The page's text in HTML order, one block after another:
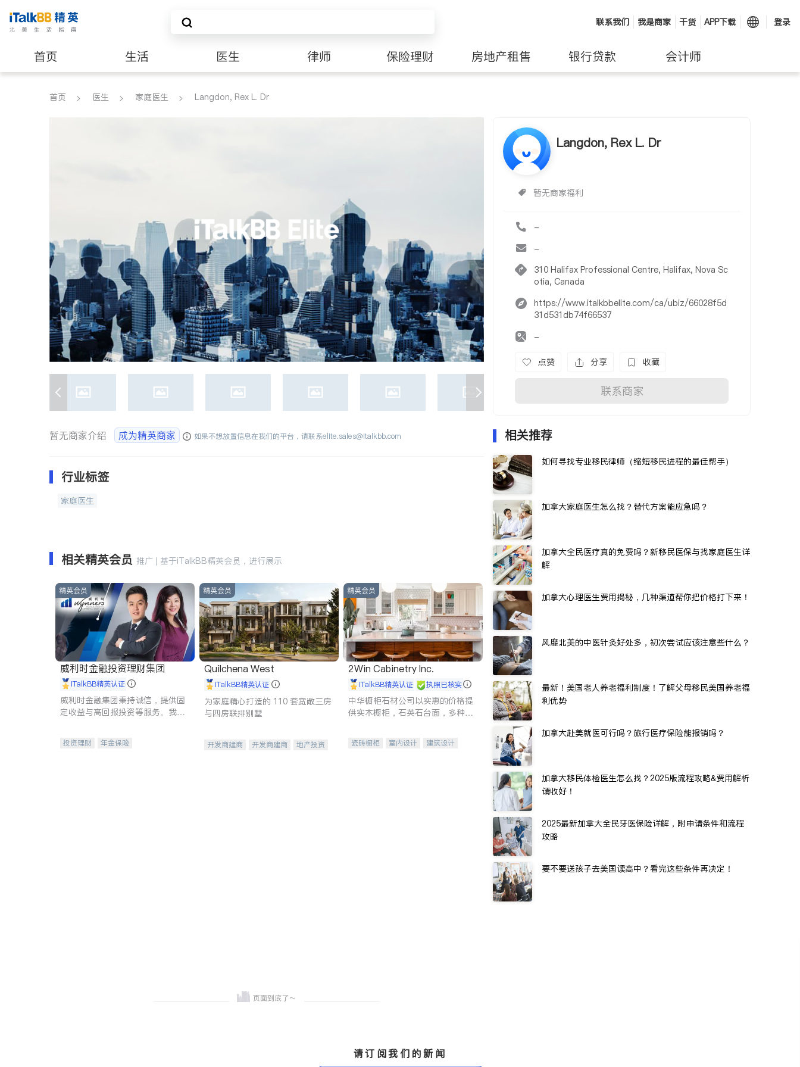
联系我们 我是商家 干货 APP下载 登录
首页 生活 医生 律师 保险理财 房地产租售 银行贷款 会计师
建筑装修
首页 医生 家庭医生 Langdon, Rex L. Dr
Langdon, Rex L. Dr
暂无商家福利
-
-
310 Halifax Professional Centre, Halifax, Nova Sc
otia, Canada
https://www.italkbbelite.com/ca/ubiz/66028f5d
31d531db74f66537
-
点赞 分享 收藏
联系商家
暂无商家介绍 成为精英商家 如果不想放置信息在我们的平台，请联系elite.sales@italkbb.com
行业标签
家庭医生
相关精英会员 推广 | 基于iTalkBB精英会员，进行展示
精英会员
威利时金融投资理财集团
iTalkBB精英认证
威利时金融集团秉持诚信，提供固
定收益与高回报投资等服务。我们
投资理财
年金保险
精英会员
Quilchena West
iTalkBB精英认证
为家庭精心打造的 110 套宽敞三房
与四房联排别墅
开发商建商 开发商建商 地产投资
精英会员
2Win Cabinetry Inc.
iTalkBB精英认证 执照已核实
中华橱柜石材公司以实惠的价格提
供实木橱柜，石英石台面，多种优
瓷砖橱柜 室内设计
建筑设计
相关推荐
如何寻找专业移民律师（缩短移民进程的最佳帮手）
加拿大家庭医生怎么找？替代方案能应急吗？
加拿大全民医疗真的免费吗？新移民医保与找家庭医生详
解
加拿大心理医生费用揭秘，几种渠道帮你把价格打下来！
风靡北美的中医针灸好处多，初次尝试应该注意些什么？
最新！美国老人养老福利制度！了解父母移民美国养老福
利优势
加拿大赴美就医可行吗？旅行医疗保险能报销吗？
加拿大移民体检医生怎么找？2025版流程攻略&费用解析
请收好！
2025最新加拿大全民牙医保险详解，附申请条件和流程
攻略
要不要送孩子去美国读高中？看完这些条件再决定！
请订阅我们的新闻